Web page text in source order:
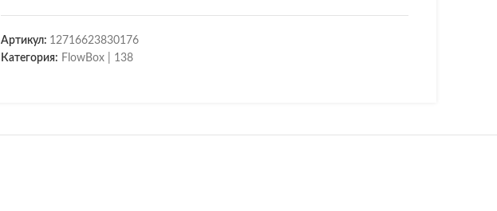
Артикул: 12716623830176
Категория: FlowBox | 138